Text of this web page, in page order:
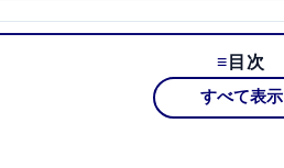
目次
すべて表示